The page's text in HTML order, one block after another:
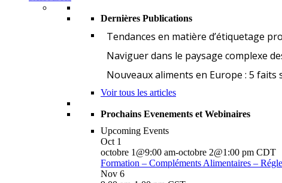
Dernières Publications
Tendances en matière d’étiquetage
Naviguer dans le paysage complexe
Nouveaux aliments en Europe : 5
Voir tous les articles
Prochains Evenements et Webinaires
Upcoming Events
Oct 1
octobre 1@9:00 am-octobre 2@1:00 pm CDT
Formation – Compléments Alimentaires –
Nov 6